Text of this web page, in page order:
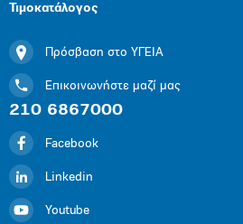
Τιμοκατάλογος
Πρόσβαση στο ΥΓΕΙΑ
Επικοινωνήστε μαζί μας
210 6867000
Facebook
Linkedin
Youtube